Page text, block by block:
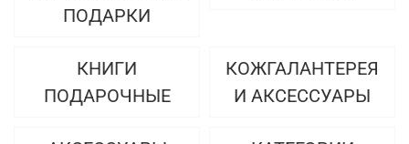
ПОДАРКИ
КНИГИ
ПОДАРОЧНЫЕ
КОЖГАЛАНТЕРЕЯ
И АКСЕССУАРЫ